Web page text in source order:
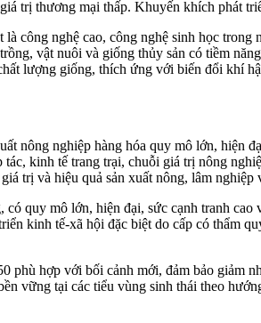
trị thương mại thấp. Khuyến khích phát
công nghệ cao, công nghệ sinh học
vật nuôi và giống thủy sản có tiềm
lượng giống, thích ứng với biến đổi khí
nông nghiệp hàng hóa quy mô lớn, hiện
kinh tế trang trại, chuỗi giá trị nông
trị và hiệu quả sản xuất nông, lâm nghiệp
quy mô lớn, hiện đại, sức cạnh tranh
kinh tế-xã hội đặc biệt do cấp có thẩm
phù hợp với bối cảnh mới, đảm bảo
vững tại các tiểu vùng sinh thái theo